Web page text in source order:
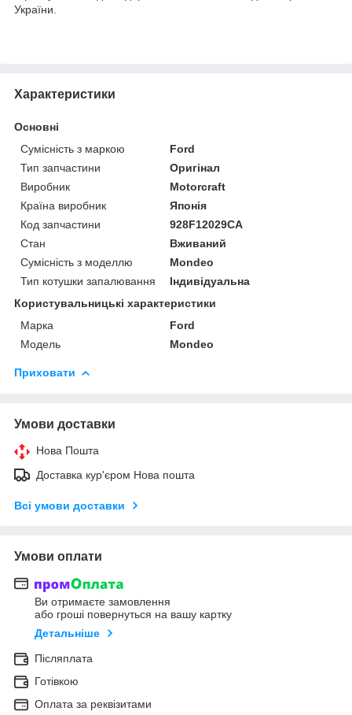
України.
Характеристики
Основні
Сумісність з маркою
Ford
Тип запчастини
Оригінал
Виробник
Motorcraft
Країна виробник
Японія
Код запчастини
928F12029CA
Стан
Вживаний
Сумісність з моделлю
Mondeo
Тип котушки запалювання
Індивідуальна
Користувальницькі характеристики
Марка
Ford
Модель
Mondeo
Приховати
Умови доставки
Нова Пошта
Доставка кур'єром Нова пошта
Всі умови доставки
Умови оплати
Ви отримаєте замовлення
або гроші повернуться на вашу картку
Детальніше
Післяплата
Готівкою
Оплата за реквізитами